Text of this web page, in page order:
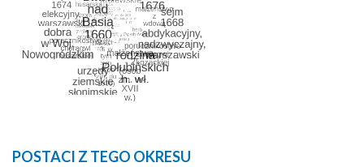
POSTACI Z TEGO OKRESU